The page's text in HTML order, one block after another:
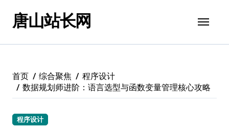
唐山站长网
首页 综合聚焦
程序设计
数据规划师进阶：语言选型与函数变量管理核心攻略
程序设计